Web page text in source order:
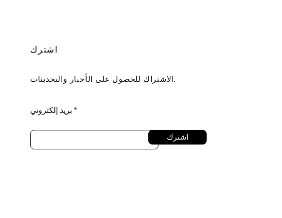
اشترك
الاشتراك للحصول على الأخبار والتحديثات.
بريد إلكتروني
اشترك